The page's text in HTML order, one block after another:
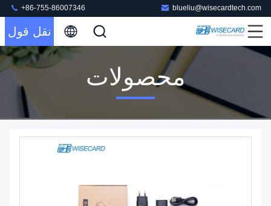
blueliu@wisecardtech.com
+86-755-86007346
نقل قول
محصولات